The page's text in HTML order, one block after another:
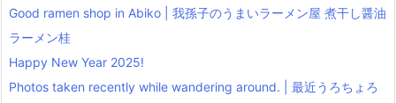
Good ramen shop in Abiko | 我孫子のうまいラーメン屋 煮干し醤油
ラーメン桂
Happy New Year 2025!
Photos taken recently while wandering around. | 最近うろちょろ